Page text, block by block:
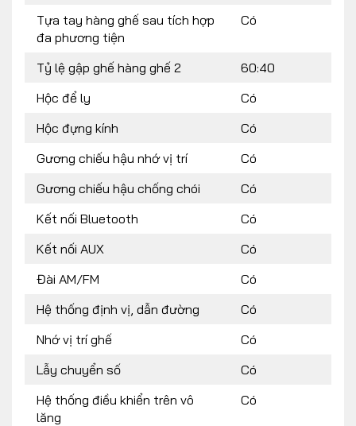
Tựa tay hàng ghế sau tích hợp
đa phương tiện
Có
Tỷ lệ gập ghế hàng ghế 2
60:40
Hộc để ly
Có
Hộc đựng kính
Có
Gương chiếu hậu nhớ vị trí
Có
Gương chiếu hậu chống chói
Có
Kết nối Bluetooth
Có
Kết nối AUX
Có
Đài AM/FM
Có
Hệ thống định vị, dẫn đường
Có
Nhớ vị trí ghế
Có
Lẫy chuyển số
Có
Hệ thống điều khiển trên vô
lăng
Có